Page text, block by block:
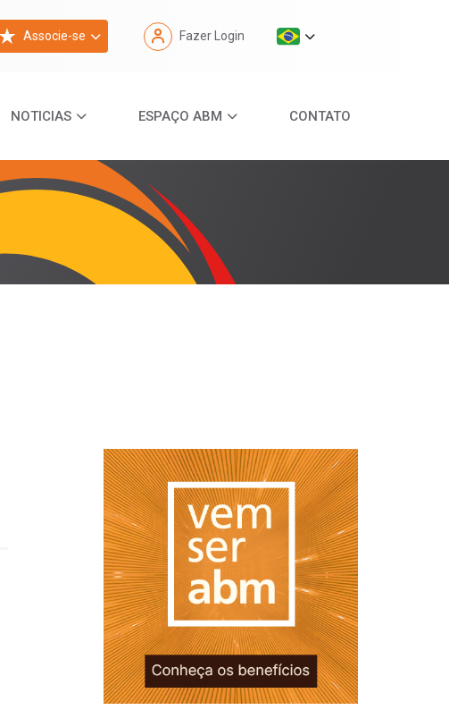
Associe-se Fazer Login
NOTICIAS ESPAÇO ABM CONTATO